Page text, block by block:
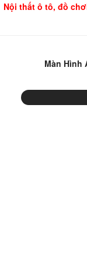
Nội thất ô tô, đồ
Màn Hình